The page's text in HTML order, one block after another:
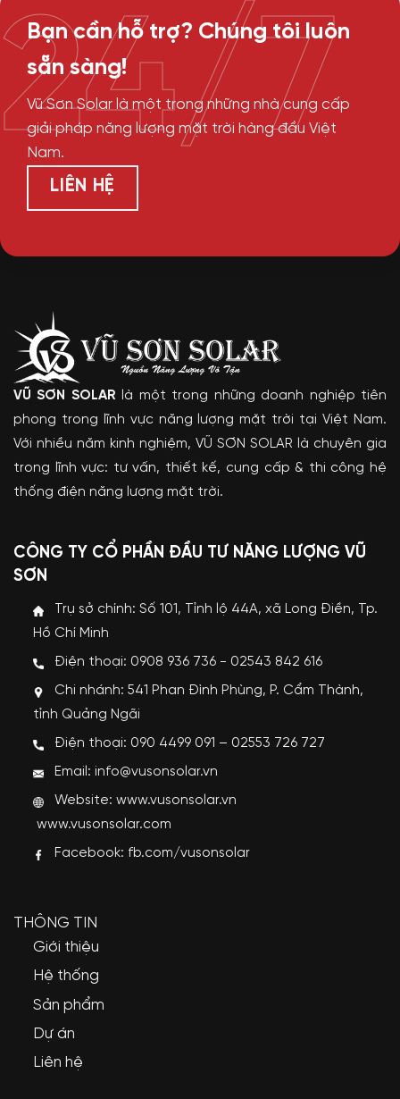
Bạn cần hỗ trợ? Chúng tôi luôn
sẵn sàng!
Vũ Sơn Solar là một trong những nhà cung cấp
giải pháp năng lượng mặt trời hàng đầu Việt
Nam.
LIÊN HỆ
24/7
VŨ SƠN SOLAR là một trong những doanh nghiệp tiên
phong trong lĩnh vực năng lượng mặt trời tại Việt Nam.
Với nhiều năm kinh nghiệm, VŨ SƠN SOLAR là chuyên gia
trong lĩnh vực: tư vấn, thiết kế, cung cấp & thi công hệ
thống điện năng lượng mặt trời.
CÔNG TY CỔ PHẦN ĐẦU TƯ NĂNG LƯỢNG VŨ
SƠN
Trụ sở chính: Số 101, Tỉnh lộ 44A, xã Long Điền, Tp.
Hồ Chí Minh
Điện thoại: 0908 936 736 - 02543 842 616
Chi nhánh: 541 Phan Đình Phùng, P. Cẩm Thành,
tỉnh Quảng Ngãi
Điện thoại: 090 4499 091 – 02553 726 727
Email: info@vusonsolar.vn
Website:www.vusonsolar.vn
www.vusonsolar.com
Facebook: fb.com/vusonsolar
THÔNG TIN
Giới thiệu
Hệ thống
Sản phẩm
Dự án
Liên hệ